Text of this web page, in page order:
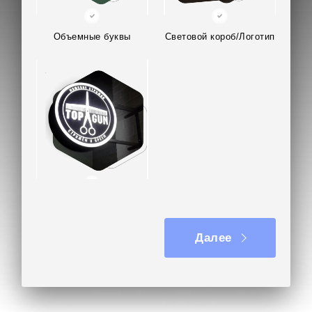
обслуживанию и очистке объемных букв из
пенопласта.
дня. Работает 4 месяца исправно. Буквы без
повреждений.
В отзыве заказчик отметил гарантию на
объемные буквы из пенопласта – 3 года,
актуальные кейсы и бесплатную визуализацию.
Объемные буквы Световой короб/Логотип
Далее